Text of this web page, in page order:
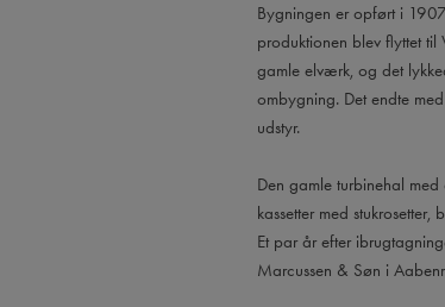
Bygningen er opført i
produktionen blev flyttet
gamle elværk, og det
ombygning. Det endte
udstyr.
Den gamle turbinehal
kassetter med
Et par år efter
Marcussen & Søn i